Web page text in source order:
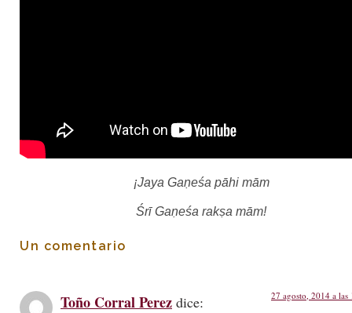
¡Jaya Gaṇeśa pāhi mām
Śrī Gaṇeśa rakṣa mām!
Un comentario
Toño Corral Perez dice: 27 agosto, 2014 a las